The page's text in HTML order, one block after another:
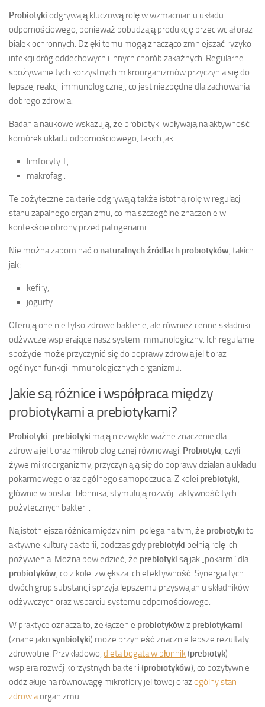
Probiotyki odgrywają kluczową rolę w wzmacnianiu układu
odpornościowego, ponieważ pobudzają produkcję przeciwciał oraz
białek ochronnych. Dzięki temu mogą znacząco zmniejszać ryzyko
infekcji dróg oddechowych i innych chorób zakaźnych. Regularne
spożywanie tych korzystnych mikroorganizmów przyczynia się do
lepszej reakcji immunologicznej, co jest niezbędne dla zachowania
dobrego zdrowia.
Badania naukowe wskazują, że probiotyki wpływają na aktywność
komórek układu odpornościowego, takich jak:
limfocyty T,
makrofagi.
Te pożyteczne bakterie odgrywają także istotną rolę w regulacji
stanu zapalnego organizmu, co ma szczególne znaczenie w
kontekście obrony przed patogenami.
Nie można zapominać o naturalnych źródłach probiotyków , takich
jak:
kefiry,
jogurty.
Oferują one nie tylko zdrowe bakterie, ale również cenne składniki
odżywcze wspierające nasz system immunologiczny. Ich regularne
spożycie może przyczynić się do poprawy zdrowia jelit oraz
ogólnych funkcji immunologicznych organizmu.
Jakie są różnice i współpraca między
probiotykami a prebiotykami?
Probiotyki i prebiotyki mają niezwykle ważne znaczenie dla
zdrowia jelit oraz mikrobiologicznej równowagi. Probiotyki , czyli
żywe mikroorganizmy, przyczyniają się do poprawy działania układu
pokarmowego oraz ogólnego samopoczucia. Z kolei prebiotyki
głównie w postaci błonnika, stymulują rozwój i aktywność tych
pożytecznych bakterii.
Najistotniejsza różnica między nimi polega na tym, że probiotyki to
aktywne kultury bakterii, podczas gdy prebiotyki pełnią rolę ich
pożywienia. Można powiedzieć, że prebiotyki są jak „pokarm” dla
probiotyków , co z kolei zwiększa ich efektywność. Synergia tych
dwóch grup substancji sprzyja lepszemu przyswajaniu składników
odżywczych oraz wsparciu systemu odpornościowego.
W praktyce oznacza to, że łączenie probiotyków z prebiotykami
(znane jako synbiotyki) może przynieść znacznie lepsze rezultaty
zdrowotne. Przykładowo, dieta bogata w błonnik(prebiotyk)
wspiera rozwój korzystnych bakterii (probiotyków), co pozytywnie
oddziałuje na równowagę mikroflory jelitowej orazogólny stan
zdrowiaorganizmu.